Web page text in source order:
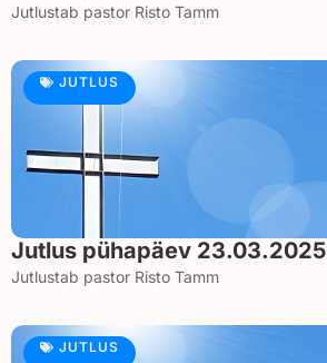
Jutlustab pastor Risto Tamm
Jutlus pühapäev 23.03.2025
Jutlustab pastor Risto Tamm
JUTLUS
JUTLUS